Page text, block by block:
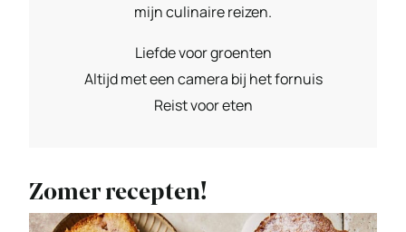
mijn culinaire reizen.
Liefde voor groenten
Altijd met een camera bij het fornuis
Reist voor eten
Zomer recepten!